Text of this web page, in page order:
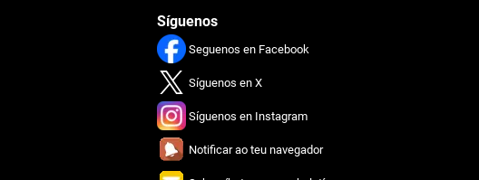
Síguenos
Seguenos en Facebook
Síguenos en X
Síguenos en Instagram
Notificar ao teu navegador